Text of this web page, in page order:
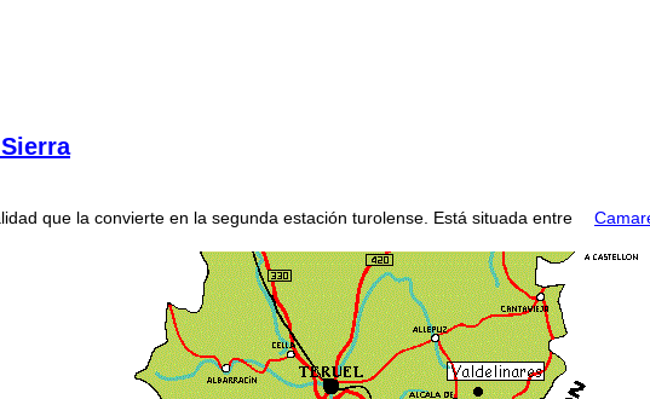
que la convierte en la segunda estación turolense. Está situada entre